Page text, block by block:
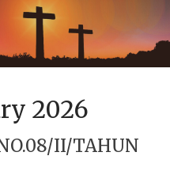
2026
II/TAHUN